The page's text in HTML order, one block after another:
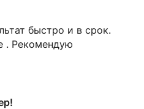
быстро и в срок.
. Рекомендую